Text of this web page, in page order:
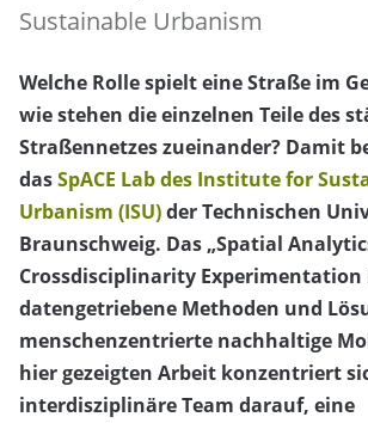
Sustainable Urbanism
Welche Rolle spielt eine Straße im
wie stehen die einzelnen Teile des
Straßennetzes zueinander? Damit
dasSpACE Lab des Institute for
Urbanism (ISU)der Technischen
Braunschweig. Das „Spatial
Crossdisciplinarity Experimentation
datengetriebene Methoden und
menschenzentrierte nachhaltige
hier gezeigten Arbeit konzentriert
interdisziplinäre Team darauf, eine